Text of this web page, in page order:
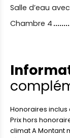
Salle d’eau
Chambre 4
Honoraires inclus
Prix hors
climat A Montant